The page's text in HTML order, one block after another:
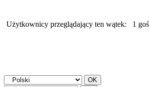
Użytkownicy przeglądający ten wątek: 1